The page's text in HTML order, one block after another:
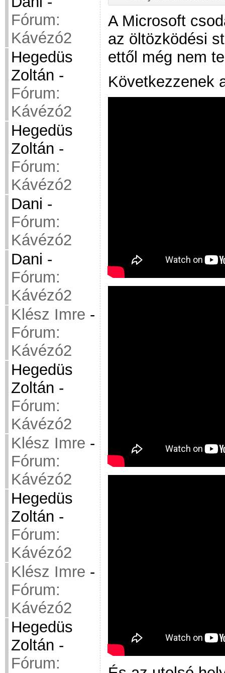
Fórum:
Kávézó2
Hegedüs
Zoltán -
Fórum:
Kávézó2
Hegedüs
Zoltán -
Fórum:
Kávézó2
Dani -
Fórum:
Kávézó2
Dani -
Fórum:
Kávézó2
Klész Imre -
Fórum:
Kávézó2
Hegedüs
Zoltán -
Fórum:
Kávézó2
Klész Imre -
Fórum:
Kávézó2
Hegedüs
Zoltán -
Fórum:
Kávézó2
Klész Imre -
Fórum:
Kávézó2
Hegedüs
Zoltán -
Fórum:
A Microsoft
az öltözködési
ettől még nem
Következzenek